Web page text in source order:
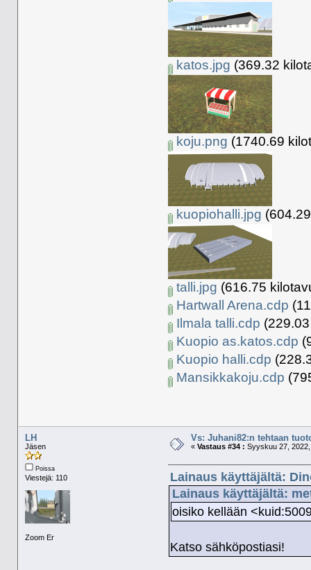
katos.jpg (369.32
koju.png (1740.69
kuopiohalli.jpg
talli.jpg (616.75
Hartwall Arena.cdp
Ilmala talli.cdp
Kuopio as.katos.cdp
Kuopio halli.cdp
Mansikkakoju.cdp
LH
Jäsen
Poissa
Viestejä: 110
Zoom Er
Vs: Juhani82:n tehtaan
« Vastaus #34 : Syyskuu 27,
Lainaus käyttäjältä:
Lainaus käyttäjältä:
oisiko kellään
Katso sähköpostiasi!